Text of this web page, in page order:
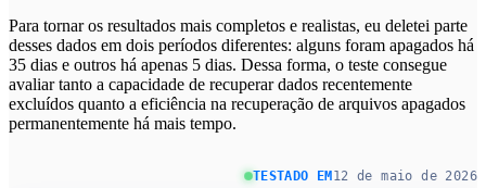
Para tornar os resultados mais completos e realistas, eu deletei parte
desses dados em dois períodos diferentes: alguns foram apagados há
35 dias e outros há apenas 5 dias. Dessa forma, o teste consegue
avaliar tanto a capacidade de recuperar dados recentemente
excluídos quanto a eficiência na recuperação de arquivos apagados
permanentemente há mais tempo.
TESTADO EM 12 de maio de 2026